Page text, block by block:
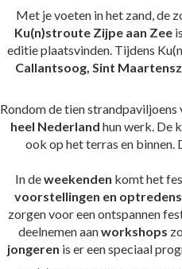
Met je voeten in het zand, de
Ku(n)stroute Zijpe aan Zee
editie plaatsvinden. Tijdens
Callantsoog, Sint
Rondom de tien strandpaviljoens
heel Nederland hun werk. De
ook op het terras en
In deweekenden komt het
voorstellingen en optredens
zorgen voor een ontspannen
deelnemen aanworkshops
jongeren is er een speciaal